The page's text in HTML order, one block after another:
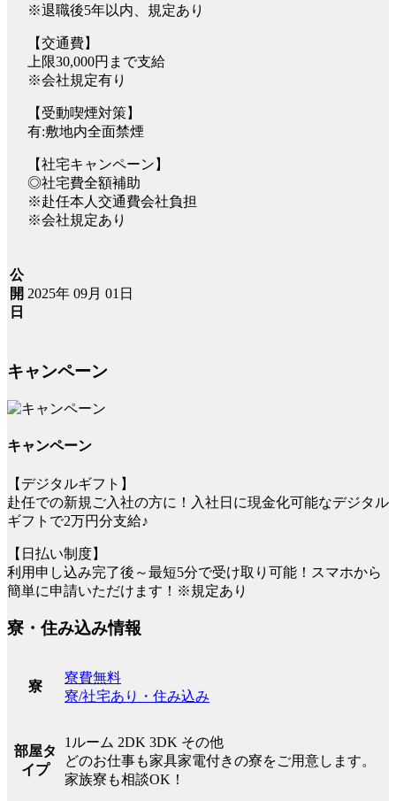
※退職後5年以内、規定あり
【交通費】
上限30,000円まで支給
※会社規定有り
【受動喫煙対策】
有:敷地内全面禁煙
【社宅キャンペーン】
◎社宅費全額補助
※赴任本人交通費会社負担
※会社規定あり
公
開
日
2025年 09月 01日
キャンペーン
キャンペーン
【デジタルギフト】
赴任での新規ご入社の方に！入社日に現金化可能なデジタル
ギフトで2万円分支給♪
【日払い制度】
利用申し込み完了後～最短5分で受け取り可能！スマホから
簡単に申請いただけます！※規定あり
寮・住み込み情報
寮
寮費無料
寮/社宅あり・住み込み
部屋タ
イプ
1ルーム 2DK 3DK その他
どのお仕事も家具家電付きの寮をご用意します。
家族寮も相談OK！